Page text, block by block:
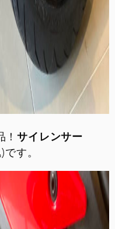
！サイレンサー
す。